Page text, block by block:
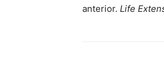
anterior. Life